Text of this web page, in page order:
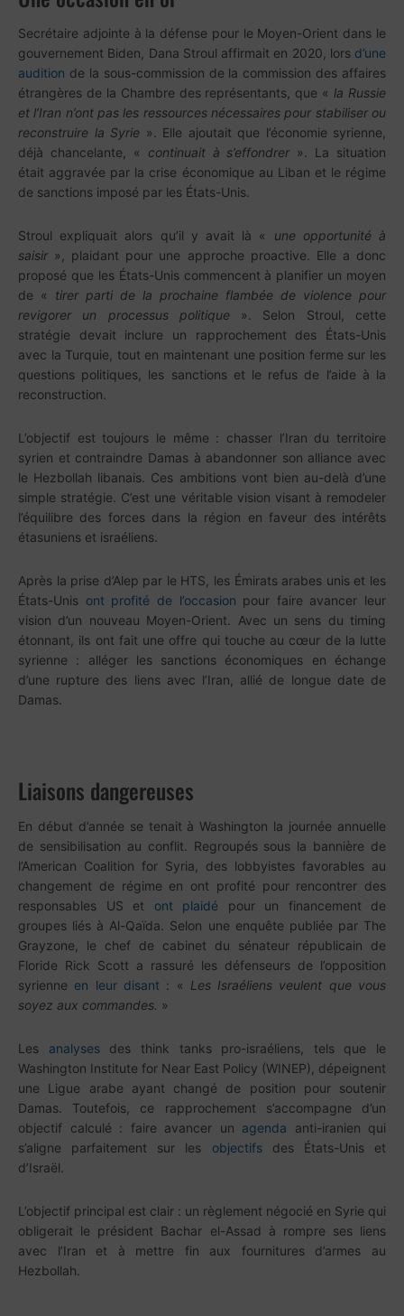
Secrétaire adjointe à la défense pour le Moyen-Orient dans le
gouvernement Biden, Dana Stroul affirmait en 2020, lors d’une
audition de la sous-commission de la commission des affaires
étrangères de la Chambre des représentants, que « la Russie
et l’Iran n’ont pas les ressources nécessaires pour stabiliser ou
reconstruire la Syrie ». Elle ajoutait que l’économie syrienne,
déjà chancelante, « continuait à s’effondrer ». La situation
était aggravée par la crise économique au Liban et le régime
de sanctions imposé par les États-Unis.
Stroul expliquait alors qu’il y avait là « une opportunité à
saisir », plaidant pour une approche proactive. Elle a donc
proposé que les États-Unis commencent à planifier un moyen
de « tirer parti de la prochaine flambée de violence pour
revigorer un processus politique». Selon Stroul, cette
stratégie devait inclure un rapprochement des États-Unis
avec la Turquie, tout en maintenant une position ferme sur les
questions politiques, les sanctions et le refus de l’aide à la
reconstruction.
L’objectif est toujours le même : chasser l’Iran du territoire
syrien et contraindre Damas à abandonner son alliance avec
le Hezbollah libanais. Ces ambitions vont bien au-delà d’une
simple stratégie. C’est une véritable vision visant à remodeler
l’équilibre des forces dans la région en faveur des intérêts
étasuniens et israéliens.
Après la prise d’Alep par le HTS, les Émirats arabes unis et les
États-Unis ont profité de l’occasion pour faire avancer leur
vision d’un nouveau Moyen-Orient. Avec un sens du timing
étonnant, ils ont fait une offre qui touche au cœur de la lutte
syrienne : alléger les sanctions économiques en échange
d’une rupture des liens avec l’Iran, allié de longue date de
Damas.
Liaisons dangereuses
En début d’année se tenait à Washington la journée annuelle
de sensibilisation au conflit. Regroupés sous la bannière de
l’American Coalition for Syria, des lobbyistes favorables au
changement de régime en ont profité pour rencontrer des
responsables US et ont plaidé pour un financement de
groupes liés à Al-Qaïda. Selon une enquête publiée par The
Grayzone, le chef de cabinet du sénateur républicain de
Floride Rick Scott a rassuré les défenseurs de l’opposition
syrienne en leur disant : « Les Israéliens veulent que vous
soyez aux commandes. »
Les analysesdes think tanks pro-israéliens, tels que le
Washington Institute for Near East Policy (WINEP), dépeignent
une Ligue arabe ayant changé de position pour soutenir
Damas. Toutefois, ce rapprochement s’accompagne d’un
objectif calculé : faire avancer un agenda anti-iranien qui
s’aligne parfaitement sur les objectifsdes États-Unis et
d’Israël.
L’objectif principal est clair : un règlement négocié en Syrie qui
obligerait le président Bachar el-Assad à rompre ses liens
avec l’Iran et à mettre fin aux fournitures d’armes au
Hezbollah.